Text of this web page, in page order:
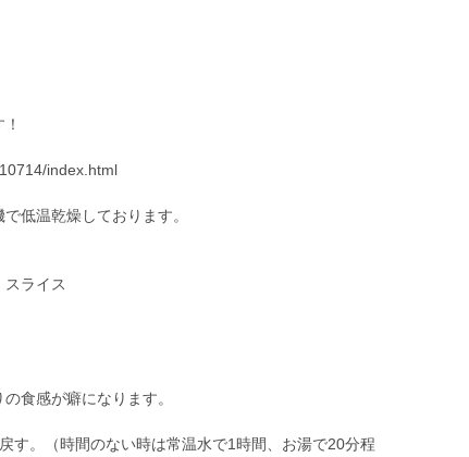
index.html
低温乾燥しております。
ライス
食感が癖になります。
す。（時間のない時は常温水で1時間、お湯で20分程